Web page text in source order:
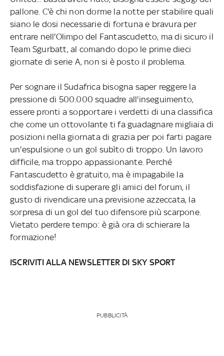
pallone. C'è chi non dorme la notte per stabilire quali
siano le dosi necessarie di fortuna e bravura per
entrare nell'Olimpo del Fantascudetto, ma di sicuro il
Team Sgurbatt, al comando dopo le prime dieci
giornate di serie A, non si è posto il problema.
Per sognare il Sudafrica bisogna saper reggere la
pressione di 500.000 squadre all'inseguimento,
essere pronti a sopportare i verdetti di una classifica
che come un ottovolante ti fa guadagnare migliaia di
posizioni nella giornata di grazia per poi farti pagare
un'espulsione o un gol subìto di troppo. Un lavoro
difficile, ma troppo appassionante. Perché
Fantascudetto è gratuito, ma è impagabile la
soddisfazione di superare gli amici del forum, il
gusto di rivendicare una previsione azzeccata, la
sorpresa di un gol del tuo difensore più scarpone.
Vietato perdere tempo: è già ora di schierare la
formazione!
ISCRIVITI ALLA NEWSLETTER DI SKY SPORT
PUBBLICITÀ